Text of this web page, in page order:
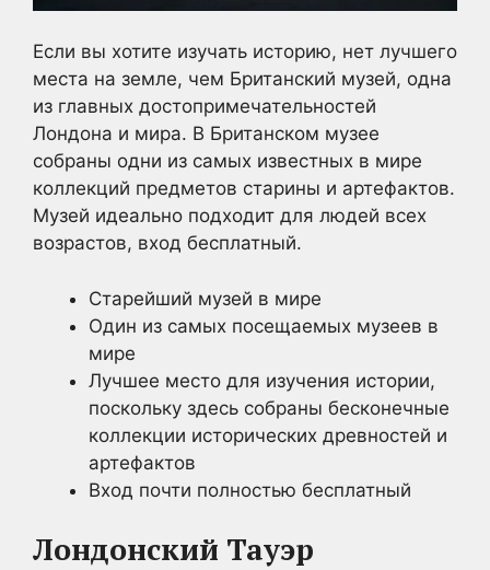
Если вы хотите изучать историю, нет лучшего
места на земле, чем Британский музей, одна
из главных достопримечательностей
Лондона и мира. В Британском музее
собраны одни из самых известных в мире
коллекций предметов старины и артефактов.
Музей идеально подходит для людей всех
возрастов, вход бесплатный.
Старейший музей в мире
Один из самых посещаемых музеев в
мире
Лучшее место для изучения истории,
поскольку здесь собраны бесконечные
коллекции исторических древностей и
артефактов
Вход почти полностью бесплатный
Лондонский Тауэр